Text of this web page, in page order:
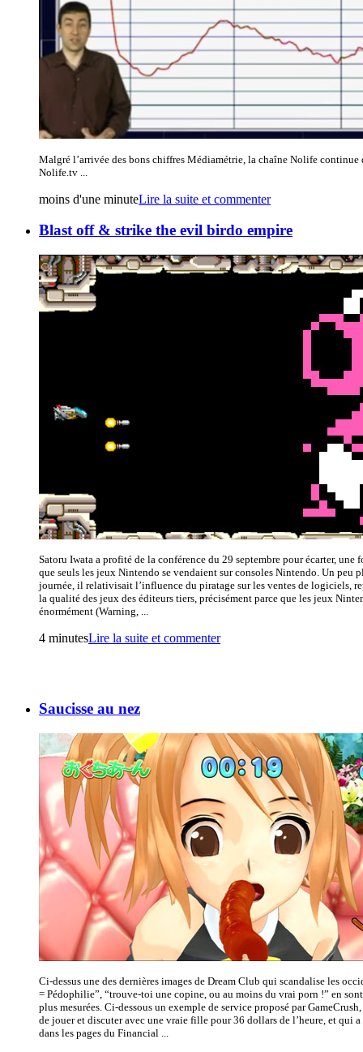
Malgré l’arrivée des bons chiffres Médiamétrie, la chaîne Nolife continue
Nolife.tv ...
moins d'une minuteLire la suite et commenter
Blast off & strike the evil birdo empire
Satoru Iwata a profité de la conférence du 29 septembre pour écarter, une
que seuls les jeux Nintendo se vendaient sur consoles Nintendo. Un peu
journée, il relativisait l’influence du piratage sur les ventes de logiciels,
la qualité des jeux des éditeurs tiers, précisément parce que les jeux
énormément (Warning, ...
4 minutesLire la suite et commenter
Saucisse au nez
Ci-dessus une des dernières images de Dream Club qui scandalise les
= Pédophilie”, “trouve-toi une copine, ou au moins du vrai porn !” en
plus mesurées. Ci-dessous un exemple de service proposé par
de jouer et discuter avec une vraie fille pour 36 dollars de l’heure, et qui
dans les pages du Financial ...